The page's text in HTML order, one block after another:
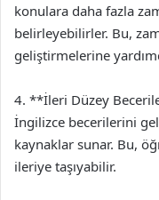
konulara daha fazla
belirleyebilirler. Bu,
geliştirmelerine
4. **İleri Düzey
İngilizce becerilerini
kaynaklar sunar. Bu,
ileriye taşıyabilir.